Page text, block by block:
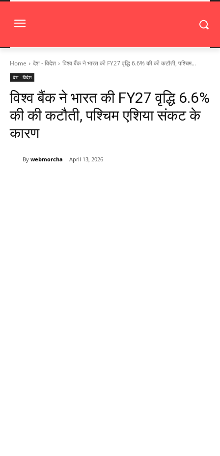
Home देश - विदेश विश्व बैंक ने भारत की FY27 वृद्धि 6.6% की की कटौती, पश्चिम...
देश - विदेश
विश्व बैंक ने भारत की FY27 वृद्धि 6.6%
की की कटौती, पश्चिम एशिया संकट के
कारण
By webmorcha April 13, 2026